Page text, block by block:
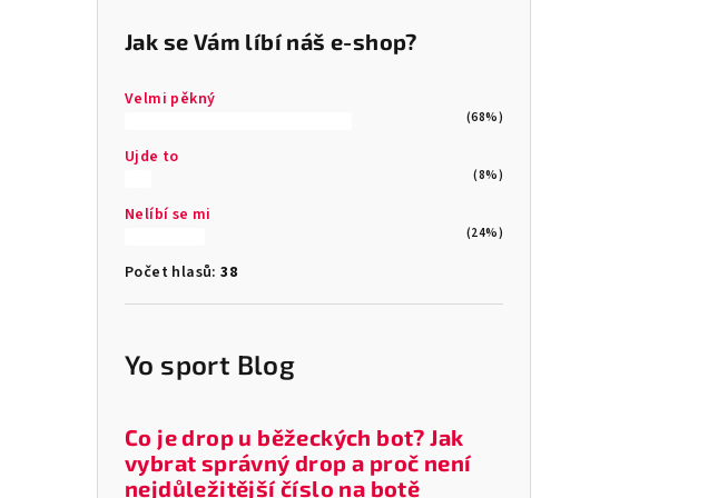
Jak se Vám líbí náš e-shop?
Velmi pěkný
(68%)
Ujde to
(8%)
Nelíbí se mi
(24%)
Počet hlasů:38
Yo sport Blog
Co je drop u běžeckých bot? Jak
vybrat správný drop a proč není
nejdůležitější číslo na botě